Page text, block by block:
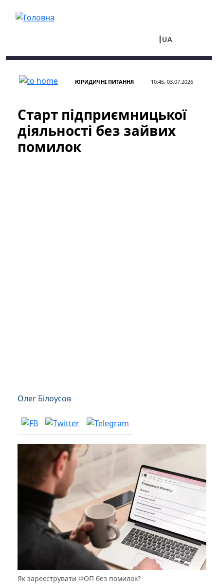
UA
ЮРИДИЧНІ ПИТАННЯ 10:45, 03.07.2026
Старт підприємницької
діяльності без зайвих
помилок
Олег Білоусов
Як зареєструвати ФОП без помилок?